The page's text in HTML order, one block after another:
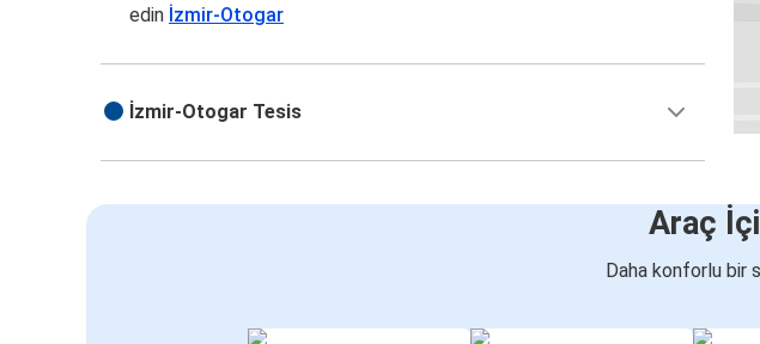
edin İzmir-Otogar
İzmir-Otogar Tesis
Araç
Daha konforlu bir